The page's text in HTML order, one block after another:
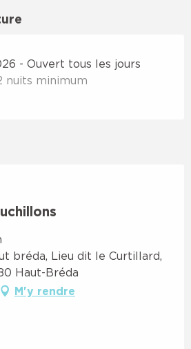
- Ouvert tous les jours
nuits minimum
bréda, Lieu dit le Curtillard,
Haut-Bréda
M'y rendre